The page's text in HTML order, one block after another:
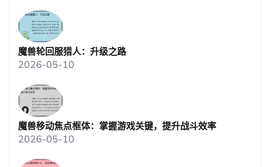
魔兽轮回服猎人：升级之路
2026-05-10
魔兽移动焦点框体：掌握游戏关键，提升战斗效率
2026-05-10